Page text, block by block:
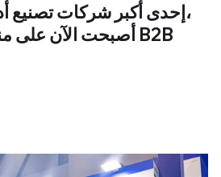
إحدى أكبر شركات تصنيع